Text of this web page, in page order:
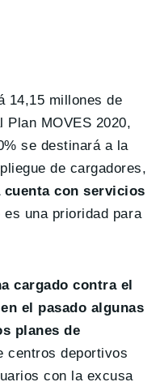
14,15 millones de
Plan MOVES 2020,
se destinará a la
de cargadores,
cuenta con servicios
es una prioridad para
cargado contra el
el pasado algunas
planes de
centros deportivos
con la excusa